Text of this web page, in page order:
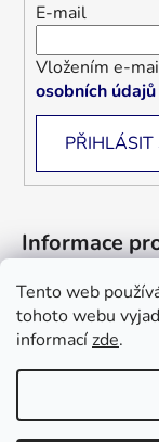
Tento web
tohoto webu
informacízde.
E-mail
Vložením e-
osobních údajů
PŘIHLÁSIT
Informace
Jak nakupovat
Obchodní